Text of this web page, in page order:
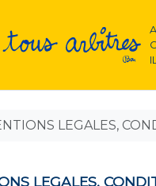
LEGALES,
LEGALES,